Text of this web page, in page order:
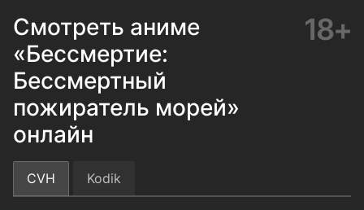
Смотреть аниме
«Бессмертие:
Бессмертный
пожиратель морей»
онлайн
18+
CVH Kodik